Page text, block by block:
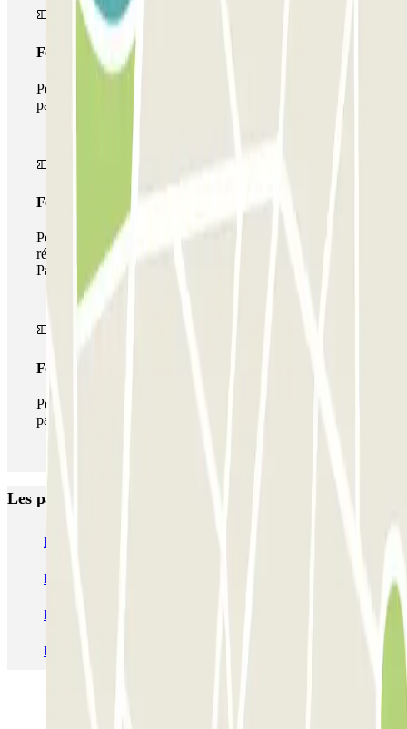
Forfait Simple
Pendant votre séjour, vous ne pourrez entrer et sortir du
parking qu'une seule fois
Forfait de stationnement multiple
Pendant votre séjour, vous pouvez utiliser l'ensemble du
réseau de parkings de cet opérateur disponible sur
Parclick.
Forfait illimité
Pendant votre séjour, vous pouvez entrer et sortir du
parking aussi souvent que vous le souhaitez.
Les parkings les
Parking Paris
Parking Charles de Gaulle - Roissy Aeroport
Parking Aéroport Roland Garros La Réunion P4 Longue Durée
Parking Aéroport Barcelone